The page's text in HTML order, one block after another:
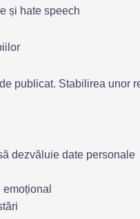
și hate speech
publicat. Stabilirea unor
dezvăluie date personale